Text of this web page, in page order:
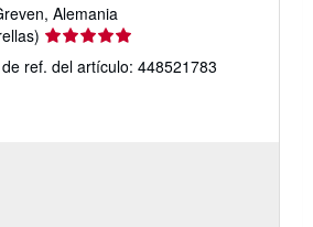
Alemania
Calificación
del
vendedor:
de ref. del artículo: 448521783